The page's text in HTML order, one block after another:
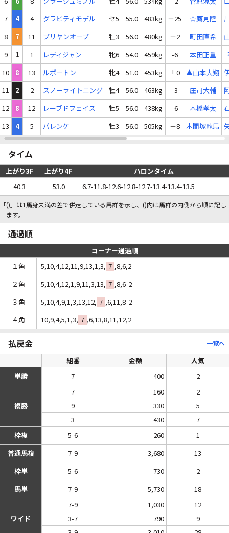
7
4 4 グラビティモデル セ5 55.0 483kg ＋25 ☆鷹見陸
8
7 11 ブリヤンオーブ 牡3 56.0 480kg ＋2 町田直希
9
1 1 レディジャン 牝6 54.0 459kg -6 本田正重
10
8 13 ルボートン 牝4 51.0 453kg ±0 ▲山本大翔
11
2 2 スノーライトニング 牡4 56.0 463kg -3 庄司大輔
12
8 12 レーブドフェイス 牡5 56.0 438kg -6 本橋孝太
13
4 5 パレンケ 牡3 56.0 505kg ＋8 木間塚龍馬
タイム
上がり3F 上がり4F
ハロンタイム
40.3
53.0 6.7-11.8-12.6-12.8-12.7-13.4-13.4-13.5
「()」は1馬身未満の差で併走している馬群を示し、()内は馬群の内側から順に記し
ます。
通過順
コーナー通過順
１角
5,10,4,12,11,9,13,1,3, 7 ,8,6,2
２角
5,10,4,12,1,9,11,3,13, 7 ,8,6-2
３角
5,10,4,9,1,3,13,12, 7 ,6,11,8-2
４角
10,9,4,5,1,3, 7 ,6,13,8,11,12,2
払戻金 一覧へ
組番 金額
人気
単勝
7 400 2
複勝
7 160
2
9
330
5
3
430
7
枠複
5-6 260
1
普通馬複
7-9 3,680
13
枠単
5-6 730
2
馬単
7-9 5,730 18
ワイド
7-9 1,030
12
3-7
790
9